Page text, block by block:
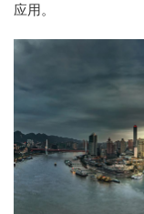
应用。